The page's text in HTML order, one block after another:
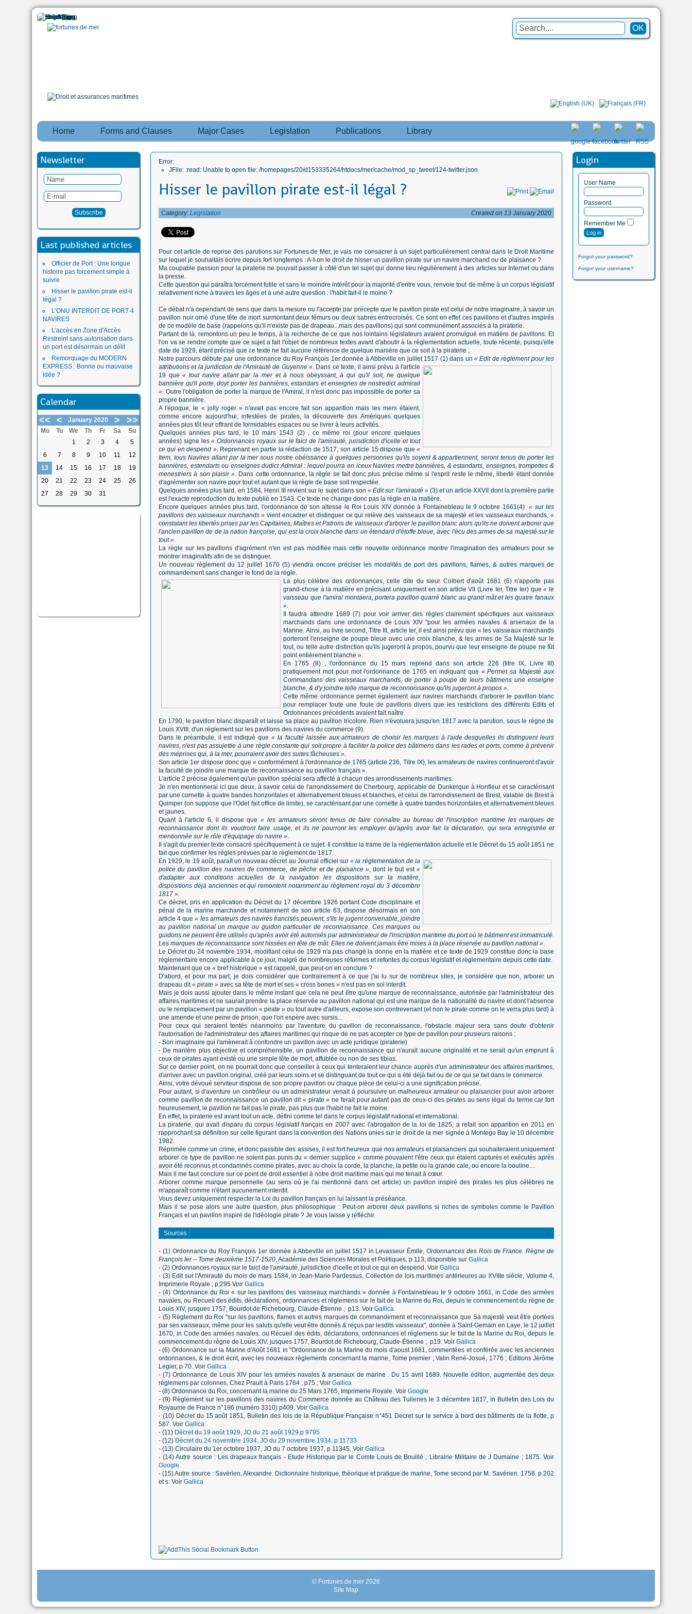
Home Forms and Clauses Major Cases Legislation Publications Library
Newsletter
Last published articles
Officier de Port : Une longue
histoire pas forcement simple à
suivre
Hisser le pavillon pirate est-il
légal ?
L'ONU INTERDIT DE PORT 4
NAVIRES
L'accès en Zone d'Accès
Restreint sans autorisation dans
un port est désormais un délit
Remorquage du MODERN
EXPRESS : Bonne ou mauvaise
idée ?
Calendar
<< < January 2020 > >>
Mo Tu We Th Fr Sa
Su
1
2 3 4
5
6
7 8 9 10 11
12
13
14 15 16 17 18
19
20
21 22 23 24 25
26
27
28 29 30 31
Login
User Name
Password
Remember Me
Forgot your password?
Forgot your username?
Error:
JFile: :read: Unable to open file: /homepages/20/d153335264/htdocs/mer/cache/mod_sp_tweet/124-twitter.json
Hisser le pavillon pirate est-il légal ?
Category: Legislation Created on 13 January 2020
Pour cet article de reprise des parutions sur Fortunes de Mer, je vais me consacrer à un sujet particulièrement central dans le Droit Maritime
sur lequel je souhaitais écrire depuis fort longtemps : A-t-on le droit de hisser un pavillon pirate sur un navire marchand ou de plaisance ?
Ma coupable passion pour la piraterie ne pouvait passer à côté d'un tel sujet qui donne lieu régulièrement à des articles sur Internet ou dans
la presse.
Cette question qui paraîtra forcément futile et sans le moindre intérêt pour la majorité d'entre vous, renvoie tout de même à un corpus législatif
relativement riche à travers les âges et à une autre question : l'habit fait-il le moine ?
Ce débat n'a cependant de sens que dans la mesure ou l'accepte par précepte que le pavillon pirate est celui de notre imaginaire, à savoir un
pavillon noir orné d'une tête de mort surmontant deux fémurs ou deux sabres entrecroisés. Ce sont en effet ces pavillons et d'autres inspirés
de ce modèle de base (rappelons qu'il n'existe pas de drapeau...mais des pavillons) qui sont communément associés à la piraterie.
Partant de là, remontons un peu le temps, à la recherche de ce que nos lointains législateurs avaient promulgué en matière de pavillons. Et
l'on va se rendre compte que ce sujet a fait l'objet de nombreux textes avant d'aboutir à la réglementation actuelle, toute récente, puisqu'elle
date de 1929, étant précisé que ce texte ne fait aucune référence de quelque manière que ce soit à la piraterie ;
Notre parcours débute par une ordonnance du Roy François 1er donnée à Abbeville en juillet 1517 (1) dans un « Edit de règlement pour les
attributions et la juridiction de l'Amirauté de Guyenne ». Dans ce texte, il ainsi prévu à l'article
19 que« tout navire allant par la mer et à nous obeyssant, à qui qu'il soit, ne quelque
bannière qu'il porte, doyt porter les bannières, estandars et enseignes de nostredict admirail
». Outre l'obligation de porter la marque de l'Amiral, il n'est donc pas impossible de porter sa
propre bannière.
A l'époque, le « jolly roger » n'avait pas encore fait son apparition mais les mers étaient,
comme encore aujourd'hui, infestées de pirates, la découverte des Amériques quelques
années plus tôt leur offrant de formidables espaces ou se livrer à leurs activités.
Quelques années plus tard, le 10 mars 1543 (2) , ce même roi (pour encore quelques
années) signe les« Ordonnances royaux sur le faict de l'amirauté, jurisdiction d'icelle et tout
ce qui en despend ». Reprenant en partie la rédaction de 1517, son article 15 dispose que«
Item, tous Navires allant par la mer sous nostre obéissance à quelques personnes qu'ils soyent & appartiennent, seront tenus de porter les
bannières, estendarts ou enseignes dudict Admiral : lequel pourra en iceux Navires mettre bannières, & estandarts, enseignes, trompettes &
menestriers à son plaisir ». Dans cette ordonnance, la règle se fait donc plus précise même si l'esprit reste le même, liberté étant donnée
d'agrémenter son navire pour tout et autant que la règle de base soit respectée.
Quelques années plus tard, en 1584, Henri III revient sur le sujet dans son« Edit sur l'amirauté »(3) et un article XXVII dont la première partie
est l'exacte reproduction du texte publié en 1543. Ce texte ne change donc pas la règle en la matière.
Encore quelques années plus tard, l'ordonnance de son altesse le Roi Louis XIV donnée à Fontainebleau le 9 octobre 1661(4)« sur les
pavillons des vaisseaux marchands » vient encadrer et distinguer ce qui relève des vaisseaux de sa majesté et les vaisseaux marchands,«
constatant les libertés prises par les Capitaines, Maîtres et Patrons de vaisseaux d'arborer le pavillon blanc alors qu'ils ne doivent arborer que
l'ancien pavillon de de la nation françoise, qui est la croix blanche dans un étendard d'étoffe bleue, avec l'écu des armes de sa majesté sur le
tout ».
La règle sur les pavillons d'agrément n'en est pas modifiée mais cette nouvelle ordonnance montre l'imagination des armateurs pour se
montrer imaginatifs afin de se distinguer.
Un nouveau règlement du 12 juillet 1670 (5) viendra encore préciser les modalités de port des pavillons, flames, & autres marques de
commandement sans changer le fond de la règle.
La plus célèbre des ordonnances, celle dite du sieur Colbert d'août 1681 (6) n'apporte pas
grand-chose à la matière en précisant uniquement en son article VII (Livre Ier, Titre Ier) que« le
vaisseau que l'amiral montaera, portera pavillon quarré blanc au grand mât et les quatre fanaux
».
Il faudra attendre 1689 (7) pour voir arriver des règles clairement spécifiques aux vaisseaux
marchands dans une ordonnance de Louis XIV "pour les armées navales & arsenaux de la
Marine. Ainsi, au livre second, Titre III, article Ier, il est ainsi prévu que « les vaisseaux marchands
porteront l'enseigne de poupe bleue avec une croix blanche, & les armes de Sa Majesté sur le
tout, ou telle autre distinction qu'ils jugeront à propos, pourvu que leur enseigne de poupe ne fût
point entièrement blanche ».
En 1765 (8) , l'ordonnance du 15 mars reprend dans son article 226 (titre IX, Livre III)
pratiquement mot pour mot l'ordonnance de 1765 en indiquant que « Permet sa Majesté aux
Commandans des vaisseaux marchands, de porter à poupe de leurs bâtimens une enseigne
blanche, & d'y joindre telle marque de reconnoissance qu'ils jugeront à propos ».
Cette même ordonnance permet également aux navires marchands d'arborer le pavillon blanc
pour remplacer toute une foule de pavillons divers que les restrictions des différents Edits et
Ordonnances précédents avaient fait naître.
En 1790, le pavillon blanc disparaît et laisse sa place au pavillon tricolore. Rien n'évoluera jusqu'en 1817 avec la parution, sous le règne de
Louis XVIII, d'un règlement sur les pavillons des navires du commerce (9).
Dans le préambule, il est indiqué que« la faculté laissée aux armateurs de choisir les marques à l'aide desquelles ils distinguent leurs
navires, n'est pas assujettie à une règle constante qui soit propre à faciliter la police des bâtimens dans les rades et ports, comme à prévenir
des méprises qui, à la mer, pourraient avoir des suites fâcheuses ».
Son article 1er dispose donc que « conformément à l'ordonnance de 1765 (article 236, Titre IX), les armateurs de navires continueront d'avoir
la faculté de joindre une marque de reconnaissance au pavillon français ».
L'article 2 précise également qu'un pavillon spécial sera affecté à chacun des arrondissements maritimes.
Je n'en mentionnerai ici que deux, à savoir celui de l'arrondissement de Cherbourg, applicable de Dunkerque à Honfleur et se caractérisant
par une cornette à quatre bandes horizontales et alternativement bleues et blanches, et celui de l'arrondissement de Brest, valable de Brest à
Quimper (on suppose que l'Odet fait office de limite), se caractérisant par une cornette à quatre bandes horizontales et alternativement bleues
et jaunes.
Quant à l'article 6, il dispose que« les armateurs seront tenus de faire connaître au bureau de l'inscription maritime les marques de
reconnaissance dont ils voudront faire usage, et ils ne pourront les employer qu'après avoir fait la déclaration, qui sera enregistrée et
mentionnée sur le rôle d'équipage du navire ».
Il s'agit du premier texte consacré spécifiquement à ce sujet. Il constitue la trame de la réglementation actuelle et le Décret du 15 août 1851 ne
fait que confirmer les règles prévues par le règlement de 1817.
En 1929, le 19 août, paraît un nouveau décret au Journal officiel sur« la réglementation de la
police du pavillon des navires de commerce, de pêche et de plaisance », dont le but est«
d'adapter aux conditions actuelles de la navigation les dispositions sur la matière,
dispositions déjà anciennes et qui remontent notamment au règlement royal du 3 décembre
1817 ».
Ce décret, pris en application du Décret du 17 décembre 1926 portant Code disciplinaire et
pénal de la marine marchande et notamment de son article 63, dispose désormais en son
article 4 que« les armateurs des navires francisés peuvent, s'ils le jugent convenable, joindre
au pavillon national un marque ou guidon particulier de reconnaissance. Ces marques ou
guidons ne peuvent être utilisés qu'après avoir été autorisés par administrateur de l'inscription maritime du port où le bâtiment est immatriculé.
Les marques de reconnaissance sont hissées en tête de mât. Elles ne doivent jamais être mises à la place réservée au pavillon national ».
Le Décret du 24 novembre 1934, modifiant celui de 1929 n'a pas changé la donne en la matière et ce texte de 1929 constitue donc la base
réglementaire encore applicable à ce jour, malgré de nombreuses réformes et refontes du corpus législatif et règlementaire depuis cette date.
Maintenant que ce « bref historique » est rappelé, que peut-on en conclure ?
D'abord, et pour ma part, je dois considérer que contrairement à ce que j'ai lu sur de nombreux sites, je considère que non, arborer un
drapeau dit« pirate » avec sa tête de mort et ses « cross bones » n'est pas en soi interdit.
Mais je dois aussi ajouter dans le même instant que cela ne peut être qu'une marque de reconnaissance, autorisée par l'administrateur des
affaires maritimes et ne saurait prendre la place réservée au pavillon national qui est une marque de la nationalité du navire et dont l'absence
ou le remplacement par un pavillon « pirate » ou tout autre d'ailleurs, expose son contrevenant (et non le pirate comme on le verra plus tard) à
une amende et une peine de prison, que l'on espère avec sursis...
Pour ceux qui seraient tentés néanmoins par l'aventure du pavillon de reconnaissance, l'obstacle majeur sera sans doute d'obtenir
l'autorisation de l'administrateur des affaires maritimes qui risque de ne pas accepter ce type de pavillon pour plusieurs raisons :
- Son imaginaire qui l'amènerait à confondre un pavillon avec un acte juridique (piraterie)
- De manière plus objective et compréhensible, un pavillon de reconnaissance qui n'aurait aucune originalité et ne serait qu'un emprunt à
ceux de pirates ayant existé ou une simple tête de mort, affublée ou non de ses tibias.
Sur ce dernier point, on ne pourrait donc que conseiller à ceux qui tenteraient leur chance auprès d'un administrateur des affaires maritimes,
d'arriver avec un pavillon original, créé par leurs soins et se distinguant de tout ce qui a été déjà fait ou de ce qui se fait dans le commerce.
Ainsi, votre dévoué serviteur dispose de son propre pavillon ou chaque pièce de celui-ci a une signification précise.
Pour autant, si d'aventure un contrôleur ou un administrateur venait à poursuivre un malheureux armateur ou plaisancier pour avoir arborer
comme pavillon de reconnaissance un pavillon dit « pirate » ne ferait pour autant pas de ceux-ci des pirates au sens légal du terme car fort
heureusement, le pavillon ne fait pas le pirate, pas plus que l'habit ne fait le moine.
En effet, la piraterie est avant tout un acte, défini comme tel dans le corpus législatif national et international.
La piraterie, qui avait disparu du corpus législatif français en 2007 avec l'abrogation de la loi de 1825, a refait son apparition en 2011 en
rapprochant sa définition sur celle figurant dans la convention des Nations unies sur le droit de la mer signée à Montego Bay le 10 décembre
1982.
Réprimée comme un crime, et donc passible des assises, il est fort heureux que nos armateurs et plaisanciers qui souhaiteraient uniquement
arborer ce type de pavillon ne soient pas punis du « dernier supplice » comme pouvaient l'être ceux qui étaient capturés et exécutés après
avoir été reconnus et condamnés comme pirates, avec au choix la corde, la planche, la petite ou la grande cale, ou encore la bouline....
Mais il me faut conclure sur ce point de droit essentiel à notre droit maritime mais qui me tenait à cœur.
Arborer comme marque personnelle (au sens où je l'ai mentionné dans cet article) un pavillon inspiré des pirates les plus célèbres ne
m'apparaît comme n'étant aucunement interdit.
Vous devez uniquement respecter la Loi du pavillon français en lui laissant la préséance.
Mais il se pose alors une autre question, plus philosophique : Peut-on arborer deux pavillons si riches de symboles comme le Pavillon
Français et un pavillon inspiré de l'idéologie pirate ? Je vous laisse y réfléchir.
Sources :
- (1) Ordonnance du Roy François 1er donnée à Abbeville en juillet 1517 in Levasseur Émile,Ordonnances des Rois de France. Règne de
François Ier – Tome deuxième 1517-1520, Académie des Sciences Morales et Politiques, p.113, disponible sur Gallica
- (2) Ordonnances royaux sur le faict de l'amirauté, jurisdiction d'icelle et tout ce qui en despend. Voir Gallica
- (3) Edit sur l'Amirauté du mois de mars 1584, in Jean-Marie Pardessus, Collection de lois maritimes antérieures au XVIIIe siècle, Volume 4,
Imprimerie Royale ; p;295 Voir Gallica
- (4) Ordonnance du Roi « sur les pavillons des vaisseaux marchands » donnée à Fontainebleau le 9 octobre 1661, in Code des armées
navales, ou Recueil des édits, déclarations, ordonnances et règlemens sur le fait de la Marine du Roi, depuis le commencement du règne de
Louis XIV, jusques 1757, Bourdot de Richebourg, Claude-Étienne ; p13. Voir Gallica
- (5) Règlement du Roi "sur les pavillons, flames et autres marques de commandement et reconnaissance que Sa majesté veut être portées
par ses vaisseaux, même pour les saluts qu'elle veut être donnés & reçus par lesdits vaisseaux", donnée à Saint-Gemain en Laye, le 12 juillet
1670, in Code des armées navales, ou Recueil des édits, déclarations, ordonnances et règlemens sur le fait de la Marine du Roi, depuis le
commencement du règne de Louis XIV, jusques 1757, Bourdot de Richebourg, Claude-Étienne ; p19. Voir Gallica
- (6) Ordonnance sur la Marine d'Août 1681 in "Ordonnance de la Marine du mois d'aoust 1681, commentées et conférée avec les anciennes
ordonnances, & le droit écrit, avec les nouveaux règlements concernant la marine, Tome premier ; Valin René-Josué, 1776 ; Editions Jérôme
Legier, p 70. Voir Gallica
- (7) Ordonnance de Louis XIV pour les armées navales & arsenaux de marine . Du 15 avril 1689. Nouvelle édition, augmentée des deux
règlemens par colonnes, Chez Prault à Paris 1764 ; p75 ; Voir Gallica
- (8) Ordonnance du Roi, concernant la marine du 25 Mars 1765, Imprimerie Royale. Voir Google
- (9) Règlement sur les pavillons des navires du Commerce donnée au Château des Tuileries le 3 décembre 1817, in Bulletin des Lois du
Royaume de France n°186 (numéro 3310) p409. Voir Gallica
- (10) Décret du 15 août 1851, Bulletin des lois de la République Française n°451 Decret sur le service à bord des bâtiments de la flotte, p
587. Voir Gallica
- (11) Décret du 19 août 1929, JO du 21 août 1929,p 9795
- (12) Décret du 24 novembre 1934, JO du 29 novembre 1934, p 11733
- (13) Circulaire du 1er octobre 1937, JO du 7 octobre 1937, p 11345. Voir Gallica
- (14) Autre source : Les drapeaux français - Etude Historique par le Comte Louis de Bouillé ; Librairie Militaire de J Dumaine ; 1875. Voir
Google
- (15) Autre source : Savérien, Alexandre. Dictionnaire historique, théorique et pratique de marine, Tome second par M. Savérien. 1758. p.202
et s. Voir Gallica
© Fortunes de mer 2026
Site Map